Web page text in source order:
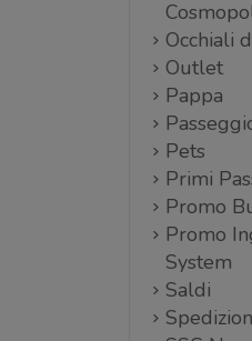
Occhiali
Outlet
Pappa
Pets
Primi
Promo
Promo
System
Saldi